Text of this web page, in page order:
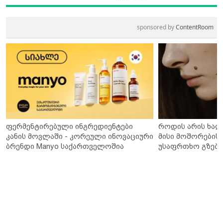
sponsored byContentRoom
ფერმენტირებული ინგრედიენტები
კანის მოვლაში - კორეული ინოვაციური
ბრენდი Manyo საქართველოშია
როდის არის
მისი მოშორების
უსაფრთხო გზები